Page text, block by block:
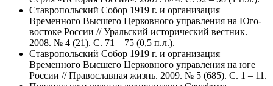
Ставропольский Собор 1919 г. и организация
Временного Высшего Церковного управления на Юго-
востоке России // Уральский исторический вестник.
2008. № 4 (21). С. 71 – 75 (0,5 п.л.).
Ставропольский Собор 1919 г. и организация
Временного Высшего Церковного управления на юге
России // Православная жизнь. 2009. № 5 (685). С. 1 – 11.